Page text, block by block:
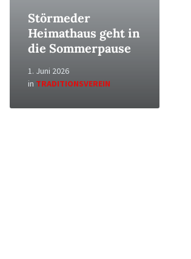
Störmeder
Heimathaus geht in
die Sommerpause
1. Juni 2026
in TRADITIONSVEREIN